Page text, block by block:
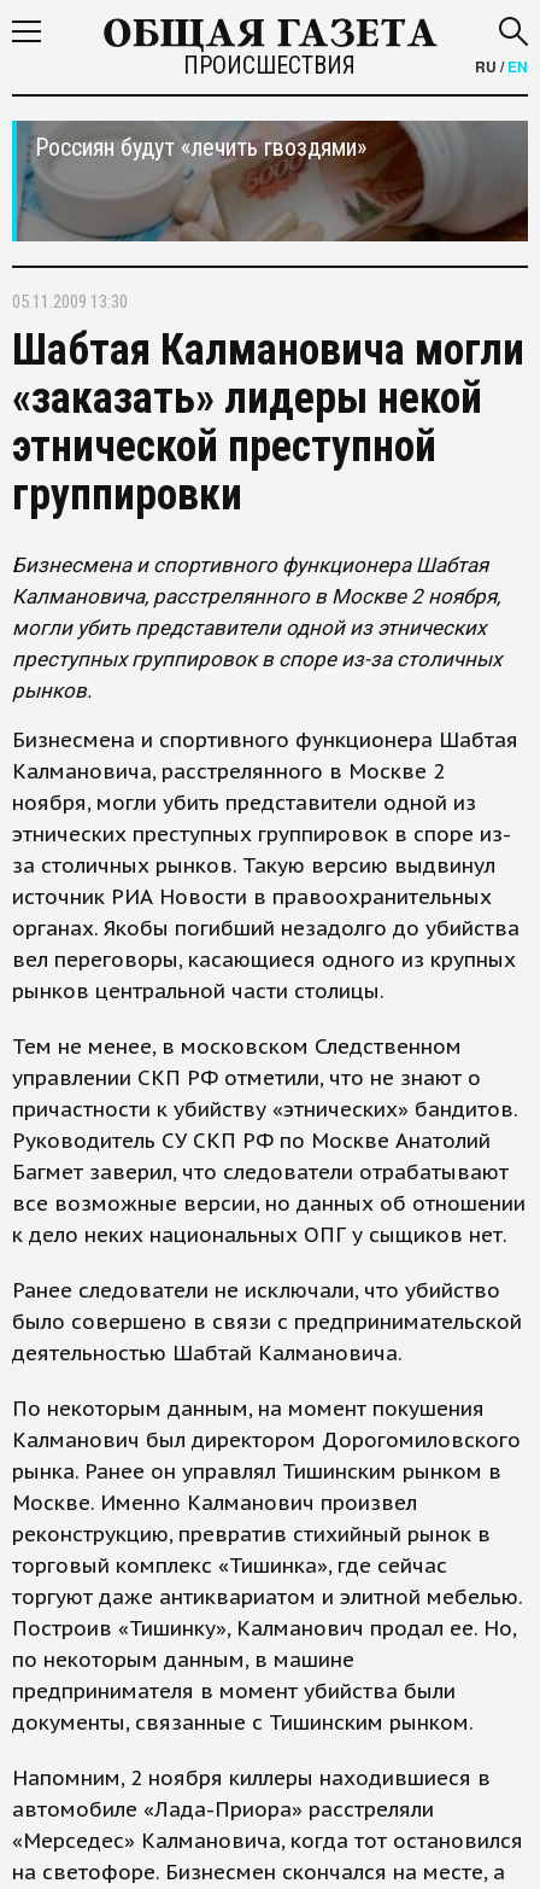
ПРОИСШЕСТВИЯ RU /EN
Россиян будут «лечить гвоздями»
05.11.2009 13:30
Шабтая Калмановича могли
«заказать» лидеры некой
этнической преступной
группировки
Бизнесмена и спортивного функционера Шабтая
Калмановича, расстрелянного в Москве 2 ноября,
могли убить представители одной из этнических
преступных группировок в споре из-за столичных
рынков.
Бизнесмена и спортивного функционера Шабтая
Калмановича, расстрелянного в Москве 2
ноября, могли убить представители одной из
этнических преступных группировок в споре из-
за столичных рынков. Такую версию выдвинул
источник РИА Новости в правоохранительных
органах. Якобы погибший незадолго до убийства
вел переговоры, касающиеся одного из крупных
рынков центральной части столицы.
Тем не менее, в московском Следственном
управлении СКП РФ отметили, что не знают о
причастности к убийству «этнических» бандитов.
Руководитель СУ СКП РФ по Москве Анатолий
Багмет заверил, что следователи отрабатывают
все возможные версии, но данных об отношении
к дело неких национальных ОПГ у сыщиков нет.
Ранее следователи не исключали, что убийство
было совершено в связи с предпринимательской
деятельностью Шабтай Калмановича.
По некоторым данным, на момент покушения
Калманович был директором Дорогомиловского
рынка. Ранее он управлял Тишинским рынком в
Москве. Именно Калманович произвел
реконструкцию, превратив стихийный рынок в
торговый комплекс «Тишинка», где сейчас
торгуют даже антиквариатом и элитной мебелью.
Построив «Тишинку», Калманович продал ее. Но,
по некоторым данным, в машине
предпринимателя в момент убийства были
документы, связанные с Тишинским рынком.
Напомним, 2 ноября киллеры находившиеся в
автомобиле «Лада-Приора» расстреляли
«Мерседес» Калмановича, когда тот остановился
на светофоре. Бизнесмен скончался на месте, а